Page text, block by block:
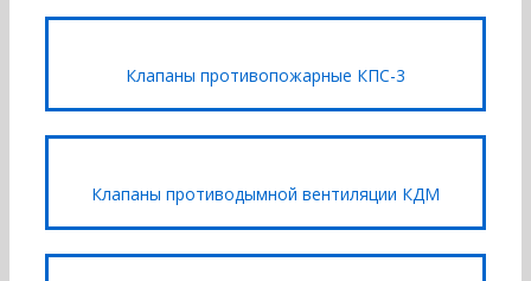
Клапаны противопожарные КПС-3
Клапаны противодымной вентиляции КДМ